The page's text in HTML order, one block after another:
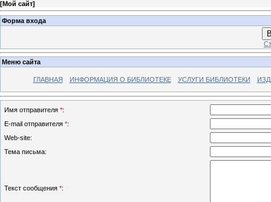
[Мой сайт]
Форма входа
Меню сайта
ГЛАВНАЯ ИНФОРМАЦИЯ О БИБЛИОТЕКЕ УСЛУГИ БИБЛИОТЕКИ
Имя отправителя *:
E-mail отправителя *:
Web-site:
Тема письма:
Текст сообщения *: